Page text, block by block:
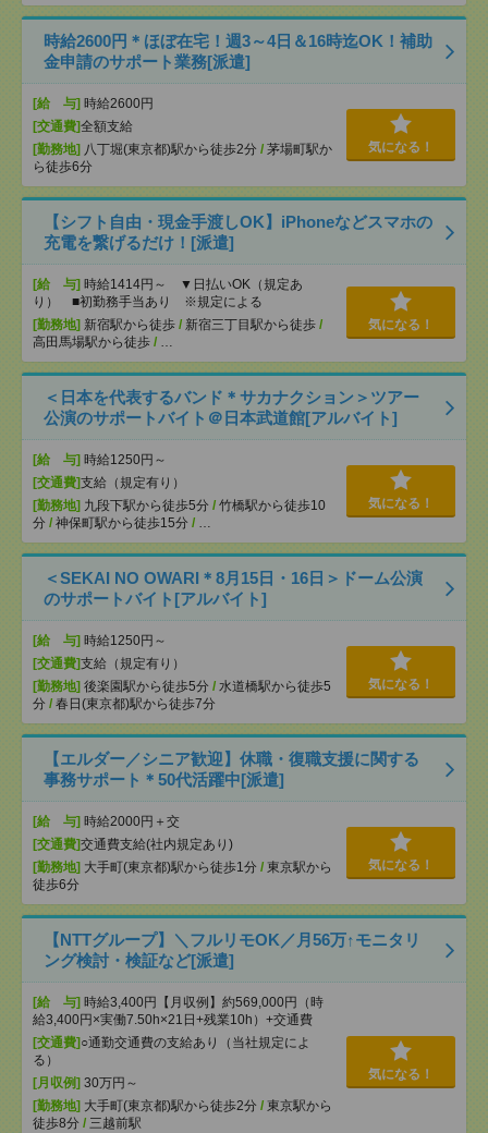
時給2600円＊ほぼ在宅！週3～4日＆16時迄OK！補助
金申請のサポート業務[派遣]
[給 与] 時給2600円
[交通費]全額支給
[勤務地] 八丁堀(東京都)駅から徒歩2分 / 茅場町駅か
ら徒歩6分
気になる！
【シフト自由・現金手渡しOK】iPhoneなどスマホの
充電を繋げるだけ！[派遣]
[給 与] 時給1414円～ ▼日払いOK（規定あ
り） ■初勤務手当あり ※規定による
[勤務地] 新宿駅から徒歩 / 新宿三丁目駅から徒歩 /
高田馬場駅から徒歩 / …
気になる！
＜日本を代表するバンド＊サカナクション＞ツアー
公演のサポートバイト＠日本武道館[アルバイト]
[給 与] 時給1250円～
[交通費]支給（規定有り）
[勤務地] 九段下駅から徒歩5分 / 竹橋駅から徒歩10
分 / 神保町駅から徒歩15分 / …
気になる！
＜SEKAI NO OWARI＊8月15日・16日＞ドーム公演
のサポートバイト[アルバイト]
[給 与] 時給1250円～
[交通費]支給（規定有り）
[勤務地] 後楽園駅から徒歩5分 / 水道橋駅から徒歩5
分 / 春日(東京都)駅から徒歩7分
気になる！
【エルダー／シニア歓迎】休職・復職支援に関する
事務サポート＊50代活躍中[派遣]
[給 与] 時給2000円＋交
[交通費]交通費支給(社内規定あり)
[勤務地] 大手町(東京都)駅から徒歩1分 / 東京駅から
徒歩6分
気になる！
【NTTグループ】＼フルリモOK／月56万↑モニタリ
ング検討・検証など[派遣]
[給 与] 時給3,400円【月収例】約569,000円（時
給3,400円×実働7.50h×21日+残業10h）+交通費
[交通費] ○通勤交通費の支給あり（当社規定によ
る）
[月収例] 30万円～
[勤務地] 大手町(東京都)駅から徒歩2分 / 東京駅から
徒歩8分 / 三越前駅
気になる！